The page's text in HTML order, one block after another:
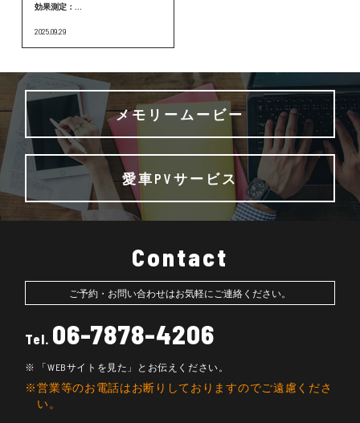
効果測定：...
2025.09.29
メモリームービー
愛車PVサービス
Contact
ご予約・お問い合わせはお気軽にご連絡ください。
Tel. 06-7878-4206
「WEBサイトを見た」とお伝えください。
営業等のお電話はお断りしておりますのでご遠慮くださ
い。